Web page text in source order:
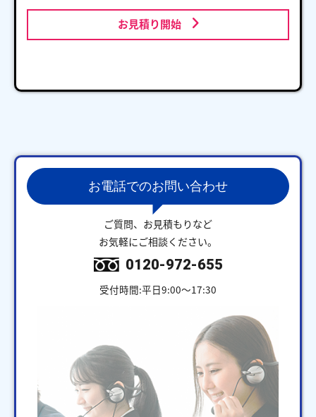
お見積り開始
お電話でのお問い合わせ
ご質問、お見積もりなど
お気軽にご相談ください。
0120-972-655
受付時間:平日9:00～17:30